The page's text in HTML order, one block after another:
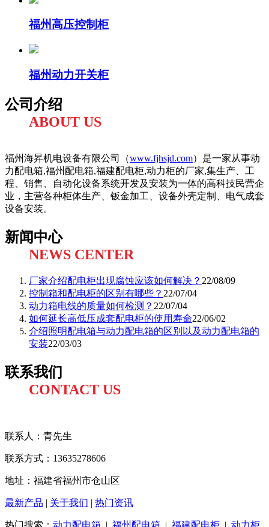
福州高压控制柜
福州动力开关柜
公司介绍
ABOUT US
福州海昇机电设备有限公司（www.fjhsjd.com）是一家从事动
力配电箱,福州配电箱,福建配电柜,动力柜的厂家,集生产、工
程、销售、自动化设备系统开发及安装为一体的高科技民营企
业，主营各种柜体生产、钣金加工、设备外壳定制、电气成套
设备安装。
新闻中心
NEWS CENTER
厂家介绍配电柜出现腐蚀应该如何解决？ 22/08/09
控制箱和配电柜的区别有哪些？ 22/07/04
动力箱电线的质量如何检测？ 22/07/04
如何延长高低压成套配电柜的使用寿命22/06/02
介绍照明配电箱与动力配电箱的区别以及动力配电箱的
安装22/03/03
联系我们
CONTACT US
联系人： 青先生
联系方式 ：13635278606
地址：福建省福州市仓山区
最新产品 | 关于我们 | 热门资讯
热门搜索： 动力配电箱 | 福州配电箱 | 福建配电柜 | 动力柜